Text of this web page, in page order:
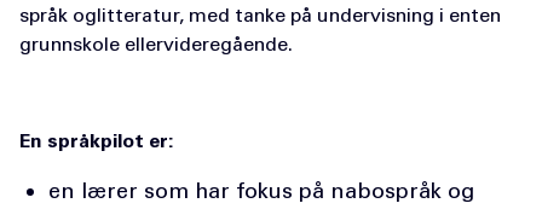
språk oglitteratur, med tanke på undervisning i enten
grunnskole ellervideregående.
En språkpilot er:
en lærer som har fokus på nabospråk og